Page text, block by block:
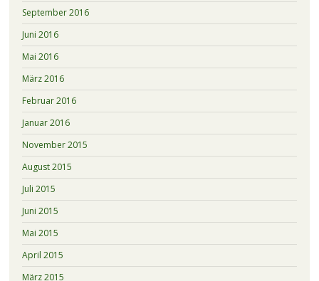
September 2016
Juni 2016
Mai 2016
März 2016
Februar 2016
Januar 2016
November 2015
August 2015
Juli 2015
Juni 2015
Mai 2015
April 2015
März 2015